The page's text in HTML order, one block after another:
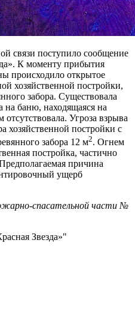
связи поступило сообщение
К моменту прибытия
происходило открытое
хозяйственной постройки,
забора. Существовала
на баню, находящаяся на
Угроза взрыва
хозяйственной постройки с
забора 12 м2. Огнем
постройка, частично
причина
ущерб
спасательной части №
Звезда»"